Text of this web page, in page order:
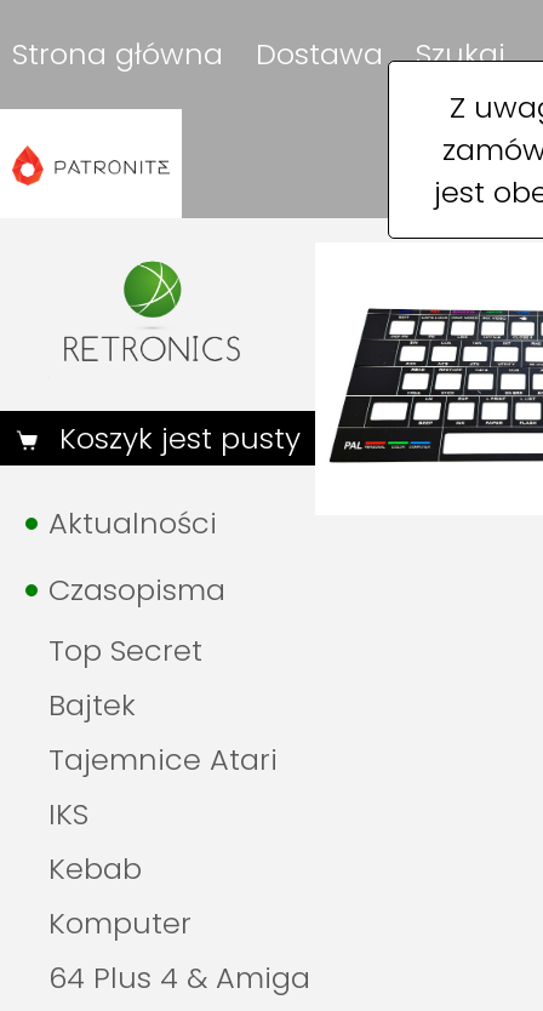
Z
jest
Strona główna Dostawa Szukaj
Koszyk jest pusty
Aktualności
Czasopisma
Top Secret
Bajtek
Tajemnice Atari
IKS
Kebab
Komputer
64 Plus 4 & Amiga